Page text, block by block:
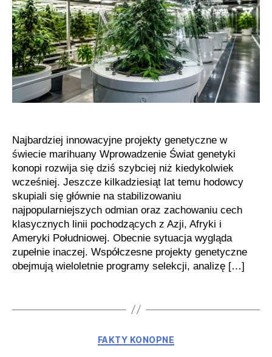
standardy
jakości
Najbardziej innowacyjne projekty genetyczne w
świecie marihuany Wprowadzenie Świat genetyki
konopi rozwija się dziś szybciej niż kiedykolwiek
wcześniej. Jeszcze kilkadziesiąt lat temu hodowcy
skupiali się głównie na stabilizowaniu
najpopularniejszych odmian oraz zachowaniu cech
klasycznych linii pochodzących z Azji, Afryki i
Ameryki Południowej. Obecnie sytuacja wygląda
zupełnie inaczej. Współczesne projekty genetyczne
obejmują wieloletnie programy selekcji, analizę […]
Kategorie
FAKTY KONOPNE